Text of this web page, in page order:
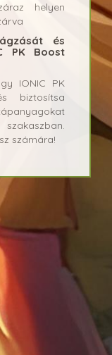
helyen
és
PK Boost
IONIC PK
biztosítsa
számára!